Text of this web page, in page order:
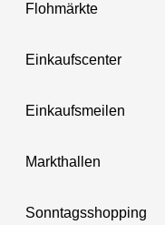
Flohmärkte
Einkaufscenter
Einkaufsmeilen
Markthallen
Sonntagsshopping